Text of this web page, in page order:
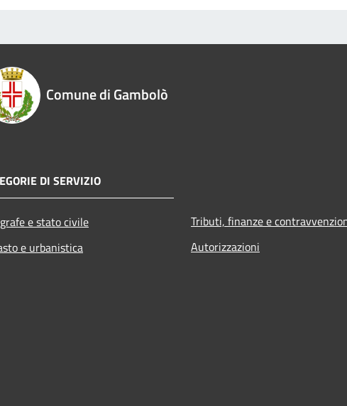
Comune di Gambolò
DI SERVIZIO
e stato civile
e urbanistica
Tributi, finanze e
Autorizzazioni